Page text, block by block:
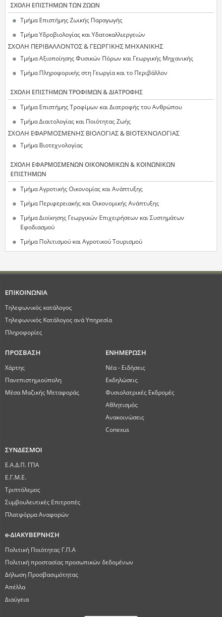
ΣΧΟΛΗ ΕΠΙΣΤΗΜΩΝ ΤΩΝ ΖΩΩΝ
Τμήμα Επιστήμης Ζωικής Παραγωγής
Τμήμα Υδροβιολογίας και Υδατοκαλλιεργειών
ΣΧΟΛΗ ΠΕΡΙΒΑΛΛΟΝΤΟΣ & ΓΕΩΡΓΙΚΗΣ ΜΗΧΑΝΙΚΗΣ
Τμήμα Αξιοποίησης Φυσικών Πόρων και Γεωργικής Μηχανικής
Τμήμα Πληροφορικής στη Γεωργία και το Περιβάλλον
ΣΧΟΛΗ ΕΠΙΣΤΗΜΩΝ ΤΡΟΦΙΜΩΝ & ΔΙΑΤΡΟΦΗΣ
Τμήμα Επιστήμης Τροφίμων και Διατροφής του Ανθρώπου
Τμήμα Διαιτολογίας και Ποιότητας Ζωής
ΣΧΟΛΗ ΕΦΑΡΜΟΣΜΕΝΗΣ ΒΙΟΛΟΓΙΑΣ & ΒΙΟΤΕΧΝΟΛΟΓΙΑΣ
Τμήμα Βιοτεχνολογίας
ΣΧΟΛΗ ΕΦΑΡΜΟΣΜΕΝΩΝ ΟΙΚΟΝΟΜΙΚΩΝ & ΚΟΙΝΩΝΙΚΩΝ
ΕΠΙΣΤΗΜΩΝ
Τμήμα Αγροτικής Οικονομίας και Ανάπτυξης
Τμήμα Περιφερειακής και Οικονομικής Ανάπτυξης
Τμήμα Διοίκησης Γεωργικών Επιχειρήσεων και Συστημάτων
Εφοδιασμού
Τμήμα Πολιτισμού και Αγροτικού Τουρισμού
ΕΠΙΚΟΙΝΩΝΙΑ
Τηλεφωνικός κατάλογος
Τηλεφωνικός Κατάλογος ανά Υπηρεσία
Πληροφορίες
ΠΡΟΣΒΑΣΗ
Χάρτης
Πανεπιστημιούπολη
Μέσα Μαζικής Μεταφοράς
ΕΝΗΜΕΡΩΣΗ
Νέα - Ειδήσεις
Εκδηλώσεις
Φυσιολατρικές Εκδρομές
Αθλητισμός
Ανακοινώσεις
Conexus
ΣΥΝΔΕΣΜΟΙ
Ε.Α.Δ.Π. ΓΠΑ
Ε.Γ.Μ.Ε.
Τριπτόλεμος
Συμβουλευτικές Επιτροπές
Πλατφόρμα Αναφορών
e-ΔΙΑΚΥΒΕΡΝΗΣΗ
Πολιτική Ποιότητας Γ.Π.Α
Πολιτική προστασίας προσωπικών δεδομένων
Δήλωση Προσβασιμότητας
Απέλλα
Διαύγεια